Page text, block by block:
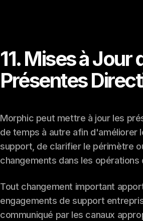
11. Mises à Jour
Présentes
Morphic peut mettre à jour les
de temps à autre afin d'améliorer
support, de clarifier le périmètre
changements dans les opérations
Tout changement important
engagements de support
communiqué par les canaux